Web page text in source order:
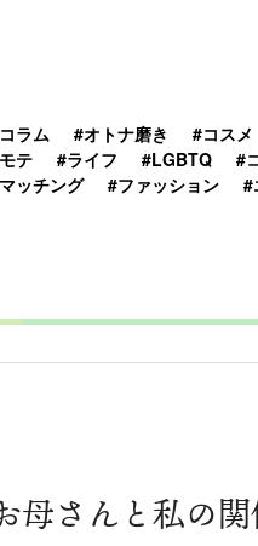
ラム #オトナ磨き #コスメ
テ
#ライフ #LGBTQ #
ッチング
#ファッション #
母さんと私の